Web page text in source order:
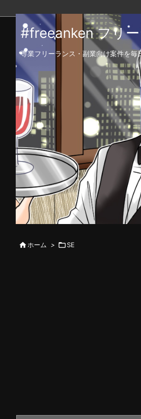
#freeanken フリ
専業フリーランス・副業向け案件を毎
 ホーム > SE